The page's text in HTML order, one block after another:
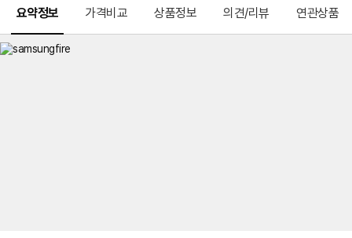
선
택
약
정
요약정보 가격비교 상품정보 의견/리뷰 연관상품